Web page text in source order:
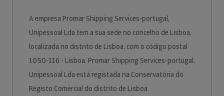
A empresa Promar Shipping Services-portugal,
Unipessoal Lda tem a sua sede no concelho de Lisboa,
localizada no distrito de Lisboa, com o código postal
1050-116 - Lisboa. Promar Shipping Services-portugal,
Unipessoal Lda está registada na Conservatória do
Registo Comercial do distrito de Lisboa.